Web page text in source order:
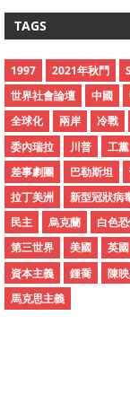
h
v
e
s
TAGS
1997 2021年秋鬥
世界社會論壇
中國
全球化
兩岸 冷戰
委內瑞拉
川普 工黨
差事劇團
巴勒斯坦
拉丁美洲
新型冠狀病
民主
烏克蘭 白色
第三世界
美國 英國
資本主義
鍾喬 陳
馬克思主義